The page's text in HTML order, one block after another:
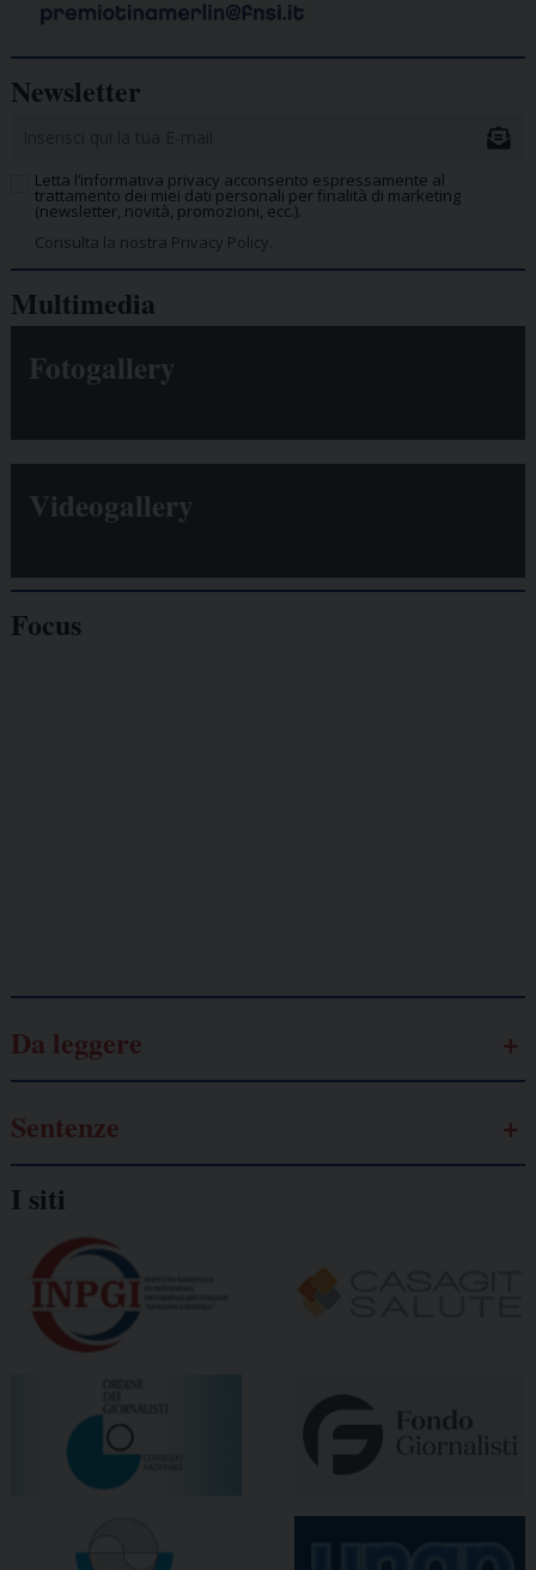
Newsletter
Letta l’informativa privacy acconsento espressamente al
trattamento dei miei dati personali per finalità di marketing
(newsletter, novità, promozioni, ecc.).
Consulta la nostra Privacy Policy.
Multimedia
Fotogallery
Videogallery
Focus
Da leggere
Sentenze
I siti